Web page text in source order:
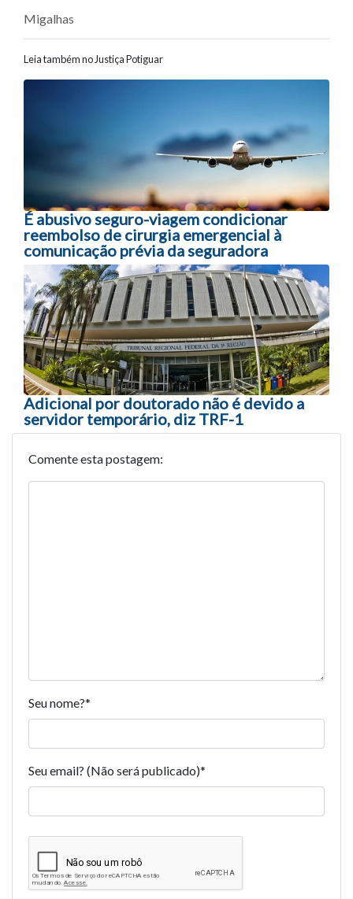
Migalhas
Leia também no Justiça Potiguar
Navegação entre posts
É abusivo seguro-viagem condicionar
reembolso de cirurgia emergencial à
comunicação prévia da seguradora
Adicional por doutorado não é devido a
servidor temporário, diz TRF-1
Comente esta postagem:
Seu nome?*
Seu email? (Não será publicado)*